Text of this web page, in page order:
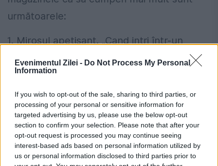
Evenimentul Zilei - Do Not Process My Personal
Information
If you wish to opt-out of the sale, sharing to third parties, or
processing of your personal or sensitive information for
targeted advertising by us, please use the below opt-out
section to confirm your selection. Please note that after your
opt-out request is processed you may continue seeing
interest-based ads based on personal information utilized by
us or personal information disclosed to third parties prior to
următoarele:
1. Mirosul apetisant. „Cand intri într-un
magazin şi dai de un miros de pâine caldă
sau pui la rotisor, glandele tale o iau razna.
Iar când salivezi, eşti un compărător foarte
indisciplinat”.
2. Căruciorul generos. Nu este deloc
întâmplător că s-a mărit dimensiunea